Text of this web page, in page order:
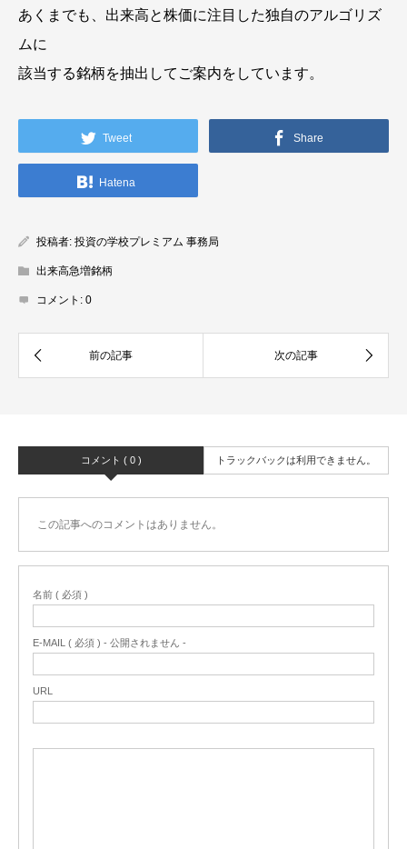
あくまでも、出来高と株価に注目した独自のアルゴリズ
ムに
該当する銘柄を抽出してご案内をしています。
Tweet Share
Hatena
投稿者: 投資の学校プレミアム 事務局
出来高急増銘柄
コメント: 0
コメント ( 0 ) トラックバックは利用できません。
この記事へのコメントはありません。
名前 ( 必須 )
E-MAIL ( 必須 ) - 公開されません -
URL